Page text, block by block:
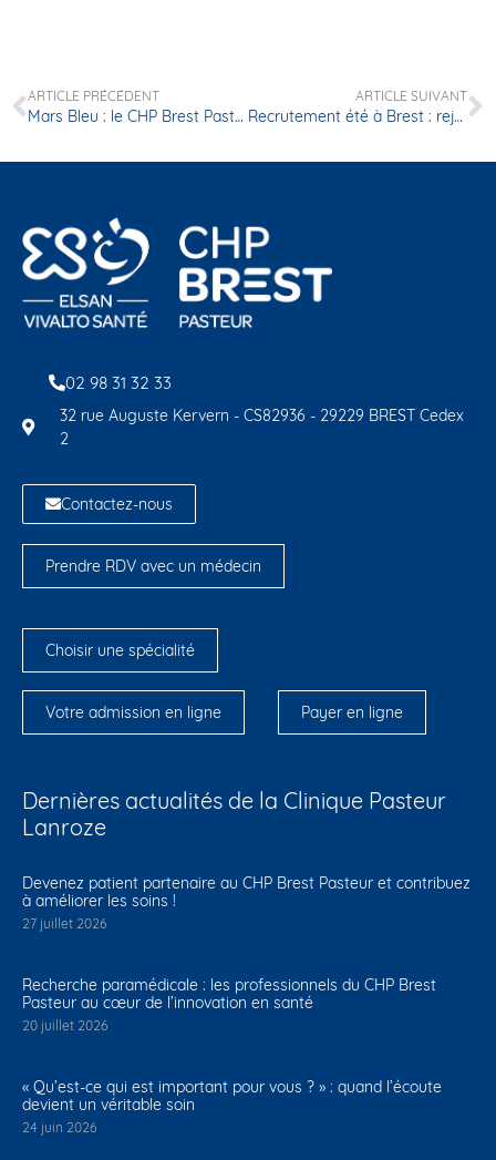
ARTICLE PRÉCÉDENT
Mars Bleu : le CHP Brest Pasteur met en lumière les soins de support et le bien-être des patients
ARTICLE SUIVANT
Recrutement été à Brest : rejoignez les équipes du CHP Brest
02 98 31 32 33
32 rue Auguste Kervern - CS82936 - 29229 BREST Cedex
2
Contactez-nous
Prendre RDV avec un médecin
Choisir une spécialité
Votre admission en ligne Payer en ligne
Dernières actualités de la Clinique Pasteur
Lanroze
Devenez patient partenaire au CHP Brest Pasteur et contribuez
à améliorer les soins !
27 juillet 2026
Recherche paramédicale : les professionnels du CHP Brest
Pasteur au cœur de l’innovation en santé
20 juillet 2026
« Qu’est-ce qui est important pour vous ? » : quand l’écoute
devient un véritable soin
24 juin 2026